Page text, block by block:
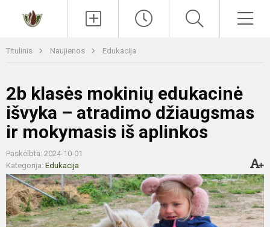
Titulinis Naujienos Edukacija
2b klasės mokinių edukacinė
išvyka – atradimo džiaugsmas
ir mokymasis iš aplinkos
Paskelbta: 2024-10-01
Kategorija: Edukacija